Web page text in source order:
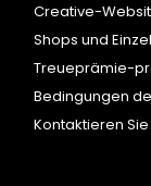
Creative-
Shops und
Treueprämie-
Bedingungen
Kontaktieren Sie